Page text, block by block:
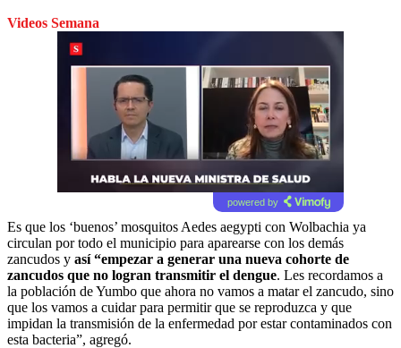
Videos Semana
powered by
Es que los ‘buenos’ mosquitos Aedes aegypti con Wolbachia ya
circulan por todo el municipio para aparearse con los demás
zancudos y así “empezar a generar una nueva cohorte de
zancudos que no logran transmitir el dengue. Les recordamos a
la población de Yumbo que ahora no vamos a matar el zancudo, sino
que los vamos a cuidar para permitir que se reproduzca y que
impidan la transmisión de la enfermedad por estar contaminados con
esta bacteria”, agregó.